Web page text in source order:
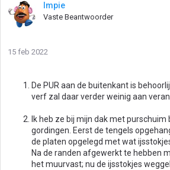
Impie
Vaste Beantwoorder
15 feb 2022
De PUR aan de buitenkant is
verf zal daar verder weinig aan
Ik heb ze bij mijn dak met purschuim
gordingen. Eerst de tengels
de platen opgelegd met wat
Na de randen afgewerkt te hebben
het muurvast; nu de ijsstokjes